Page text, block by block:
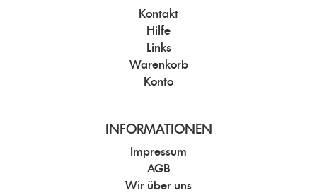
Kontakt
Hilfe
Links
Warenkorb
Konto
INFORMATIONEN
Impressum
AGB
Wir über uns